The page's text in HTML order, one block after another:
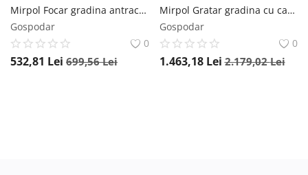
Mirpol Focar gradina antracit MIR-P4545 H35 cm
Gospodar
0
532,81 Lei 699,56Lei
Mirpol Gratar gradina cu carbuni negru CL-16T H55 cm
Gospodar
0
1.463,18 Lei 2.179,02Lei